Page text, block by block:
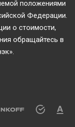
положениями
Федерации.
о стоимости,
обращайтесь в